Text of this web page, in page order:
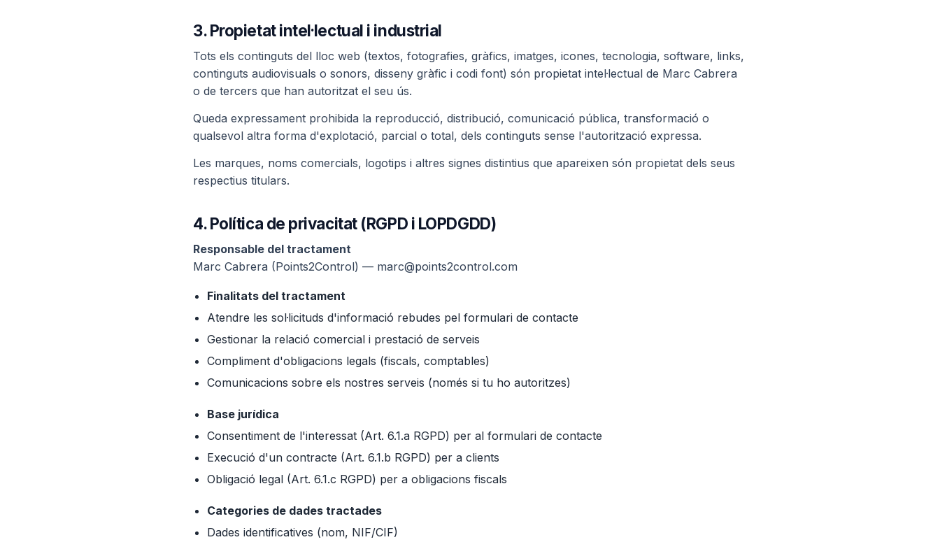
3. Propietat intel·lectual i industrial
Tots els continguts del lloc web (textos, fotografies, gràfics, imatges, icones, tecnologia, software, links,
continguts audiovisuals o sonors, disseny gràfic i codi font) són propietat intel·lectual de Marc Cabrera
o de tercers que han autoritzat el seu ús.
Queda expressament prohibida la reproducció, distribució, comunicació pública, transformació o
qualsevol altra forma d'explotació, parcial o total, dels continguts sense l'autorització expressa.
Les marques, noms comercials, logotips i altres signes distintius que apareixen són propietat dels seus
respectius titulars.
4. Política de privacitat (RGPD i LOPDGDD)
Responsable del tractament
Marc Cabrera (Points2Control) — marc@points2control.com
Finalitats del tractament
Atendre les sol·licituds d'informació rebudes pel formulari de contacte
Gestionar la relació comercial i prestació de serveis
Compliment d'obligacions legals (fiscals, comptables)
Comunicacions sobre els nostres serveis (només si tu ho autoritzes)
Base jurídica
Consentiment de l'interessat (Art. 6.1.a RGPD) per al formulari de contacte
Execució d'un contracte (Art. 6.1.b RGPD) per a clients
Obligació legal (Art. 6.1.c RGPD) per a obligacions fiscals
Categories de dades tractades
Dades identificatives (nom, NIF/CIF)